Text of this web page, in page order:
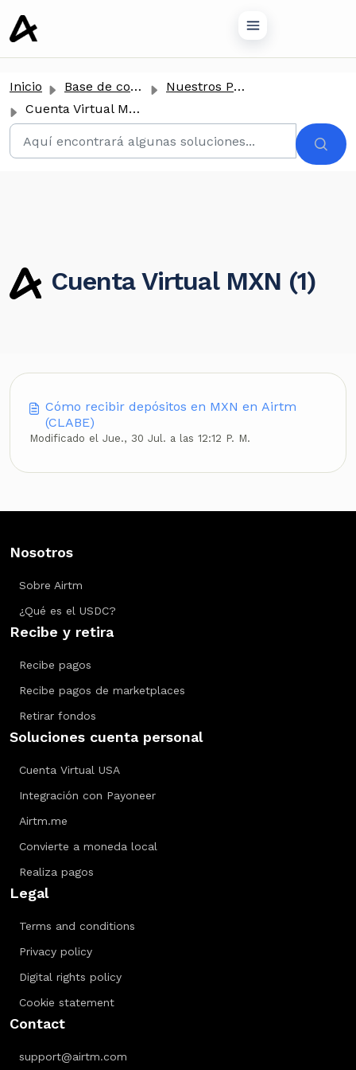
principal
Inicio Base de conocimientos
Nuestros Productos
Cuenta Virtual MXN
Cuenta Virtual MXN (1)
Cómo recibir depósitos en MXN en Airtm
(CLABE)
Modificado el Jue., 30 Jul. a las 12:12 P. M.
Nosotros
Sobre Airtm
¿Qué es el USDC?
Recibe y retira
Recibe pagos
Recibe pagos de marketplaces
Retirar fondos
Soluciones cuenta personal
Cuenta Virtual USA
Integración con Payoneer
Airtm.me
Convierte a moneda local
Realiza pagos
Legal
Terms and conditions
Privacy policy
Digital rights policy
Cookie statement
Contact
support@airtm.com